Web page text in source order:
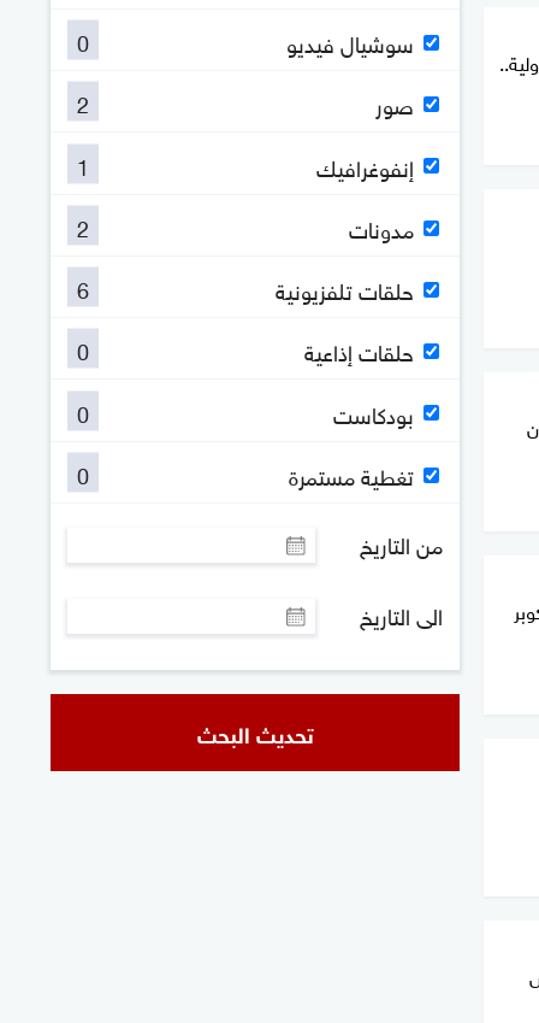
سوشيال فيديو
0
صور
2
إنفوغرافيك
1
مدونات
2
حلقات تلفزيونية
6
حلقات إذاعية
0
بودكاست
0
تغطية مستمرة
0
من التاريخ
الى التاريخ
تحديث البحث